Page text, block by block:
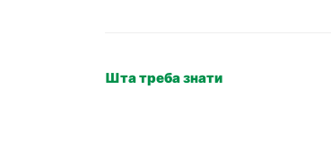
Шта треба знати